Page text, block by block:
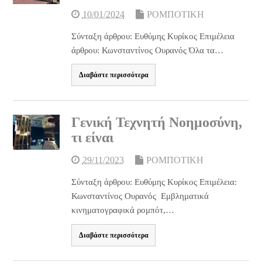
10/01/2024 ΡΟΜΠΟΤΙΚΗ
Σύνταξη άρθρου: Ευθύμης Κυρίκος Επιμέλεια
άρθρου: Κωνσταντίνος Ουρανός Όλα τα…
Διαβάστε περισσότερα
Γενική Τεχνητή Νοημοσύνη,
τι είναι
29/11/2023 ΡΟΜΠΟΤΙΚΗ
Σύνταξη άρθρου: Ευθύμης Κυρίκος Επιμέλεια:
Κωνσταντίνος Ουρανός Εμβληματικά
κινηματογραφικά ρομπότ,…
Διαβάστε περισσότερα